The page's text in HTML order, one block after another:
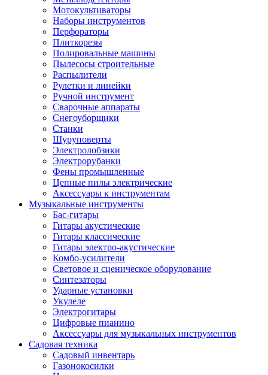
Мотокультиваторы
Наборы инструментов
Перфораторы
Плиткорезы
Полировальные машины
Пылесосы строительные
Распылители
Рулетки и линейки
Ручной инструмент
Сварочные аппараты
Снегоуборщики
Станки
Шуруповерты
Электролобзики
Электрорубанки
Фены промышленные
Цепные пилы электрические
Аксессуары к инструментам
Музыкальные инструменты
Бас-гитары
Гитары акустические
Гитары классические
Гитары электро-акустические
Комбо-усилители
Световое и сценическое оборудование
Синтезаторы
Ударные установки
Укулеле
Электрогитары
Цифровые пианино
Аксессуары для музыкальных инструментов
Садовая техника
Садовый инвентарь
Газонокосилки